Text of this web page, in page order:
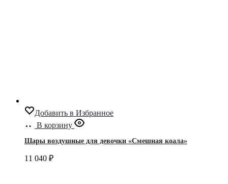
Добавить в Избранное
В корзину
Шары воздушные для девочки «Смешная коала»
11 040 ₽